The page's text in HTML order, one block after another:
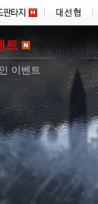
트
이벤트